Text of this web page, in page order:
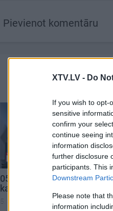
XTV.LV - Do
If you wish to opt-
sensitive
confirm your
continue seeing
information
further disclosure
participants. This
Downstream
Please note that
information
Pievienot komentāru
00:22:50
05.08.2026 Aktuālais par
karadarbību Ukrainā 2. daļa
5. augusts